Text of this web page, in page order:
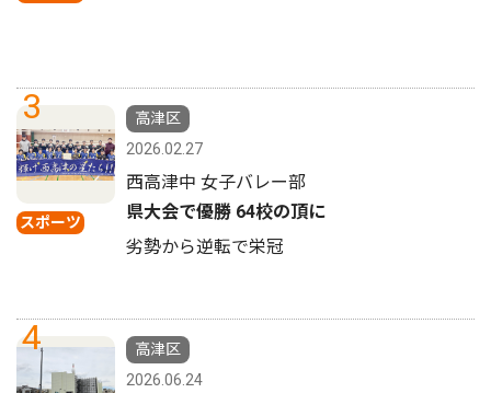
3
スポーツ
高津区
2026.02.27
西高津中 女子バレー部
県大会で優勝 64校の頂に
劣勢から逆転で栄冠
4
高津区
2026.06.24